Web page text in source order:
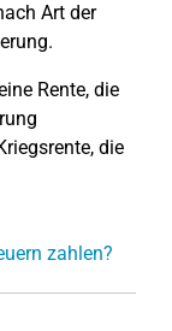
Art der
Rente, die
die
zahlen?